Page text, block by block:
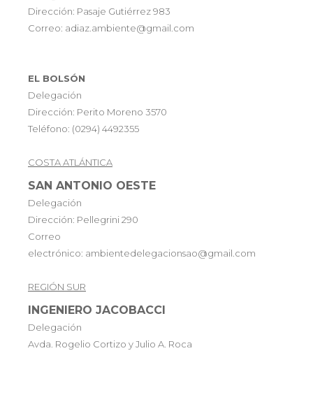
Dirección: Pasaje Gutiérrez 983
Correo: adiaz.ambiente@gmail.com
EL BOLSÓN
Delegación
Dirección: Perito Moreno 3570
Teléfono: (0294) 4492355
COSTA ATLÁNTICA
SAN ANTONIO OESTE
Delegación
Dirección: Pellegrini 290
Correo
electrónico: ambientedelegacionsao@gmail.com
REGIÓN SUR
INGENIERO JACOBACCI
Delegación
Avda. Rogelio Cortizo y Julio A. Roca